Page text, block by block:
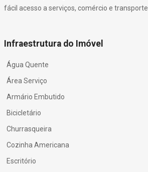
fácil acesso a serviços, comércio e transporte.
Infraestrutura do Imóvel
Água Quente
Área Serviço
Armário Embutido
Bicicletário
Churrasqueira
Cozinha Americana
Escritório